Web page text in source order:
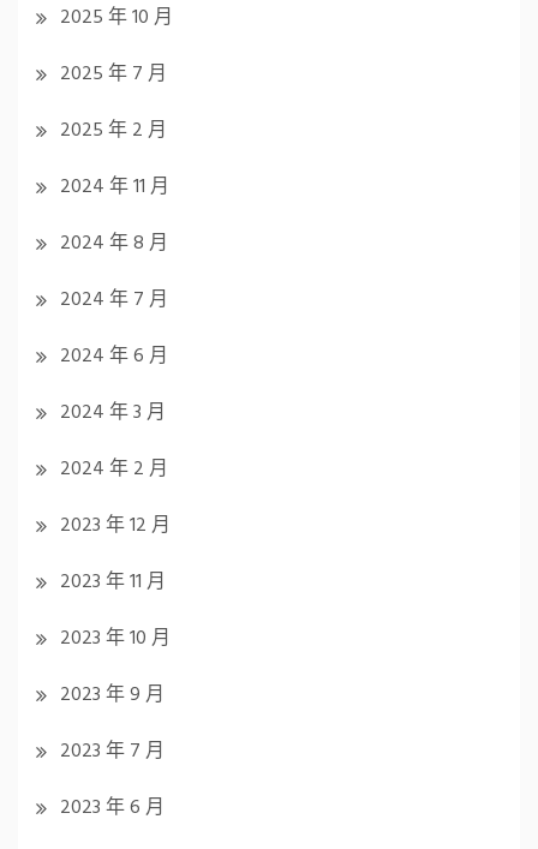
2025 年 10 月
2025 年 7 月
2025 年 2 月
2024 年 11 月
2024 年 8 月
2024 年 7 月
2024 年 6 月
2024 年 3 月
2024 年 2 月
2023 年 12 月
2023 年 11 月
2023 年 10 月
2023 年 9 月
2023 年 7 月
2023 年 6 月